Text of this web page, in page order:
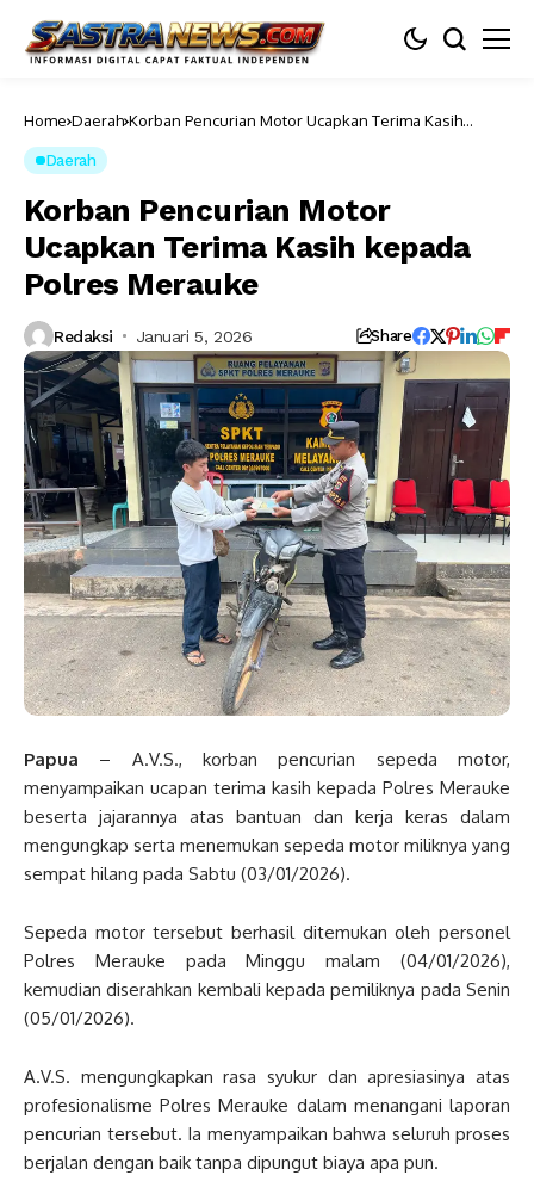
Home Daerah Korban Pencurian Motor Ucapkan Terima Kasih
Daerah
Korban Pencurian Motor
Ucapkan Terima Kasih kepada
Polres Merauke
Redaksi Januari 5, 2026 Share
Papua – A.V.S., korban pencurian sepeda motor,
menyampaikan ucapan terima kasih kepada Polres Merauke
beserta jajarannya atas bantuan dan kerja keras dalam
mengungkap serta menemukan sepeda motor miliknya yang
sempat hilang pada Sabtu (03/01/2026).
Sepeda motor tersebut berhasil ditemukan oleh personel
Polres Merauke pada Minggu malam (04/01/2026),
kemudian diserahkan kembali kepada pemiliknya pada Senin
(05/01/2026).
A.V.S. mengungkapkan rasa syukur dan apresiasinya atas
profesionalisme Polres Merauke dalam menangani laporan
pencurian tersebut. Ia menyampaikan bahwa seluruh proses
berjalan dengan baik tanpa dipungut biaya apa pun.